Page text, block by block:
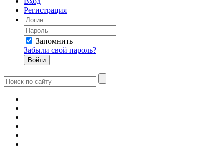
Регистрация
Запомнить
Забыли свой пароль?